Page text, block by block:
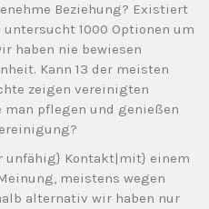
Beziehung? Existiert
1000 Optionen um
haben nie bewiesen
Kann 13 der meisten
zeigen vereinigten
man pflegen und genießen
unfähig} Kontakt|mit} einem
meistens wegen
alternativ wir haben nur